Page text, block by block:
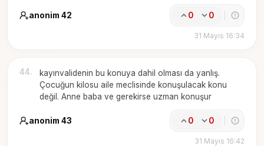
anonim 42 0 0
31 Mayıs 16:34
44.
kayınvalidenin bu konuya dahil olması da yanlış.
Çocuğun kilosu aile meclisinde konuşulacak konu
değil. Anne baba ve gerekirse uzman konuşur
anonim 43 0 0
31 Mayıs 16:42